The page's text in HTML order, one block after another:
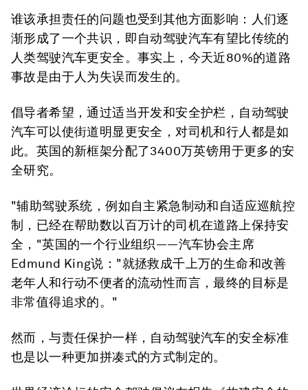
谁该承担责任的问题也受到其他方面影响：人们逐
渐形成了一个共识，即自动驾驶汽车有望比传统的
人类驾驶汽车更安全。事实上，今天近80%的道路
事故是由于人为失误而发生的。
倡导者希望，通过适当开发和安全护栏，自动驾驶
汽车可以使街道明显更安全，对司机和行人都是如
此。英国的新框架分配了3400万英镑用于更多的安
全研究。
"辅助驾驶系统，例如自主紧急制动和自适应巡航控
制，已经在帮助数以百万计的司机在道路上保持安
全，"英国的一个行业组织——汽车协会主席
Edmund King说："就拯救成千上万的生命和改善
老年人和行动不便者的流动性而言，最终的目标是
非常值得追求的。"
然而，与责任保护一样，自动驾驶汽车的安全标准
也是以一种更加拼凑式的方式制定的。